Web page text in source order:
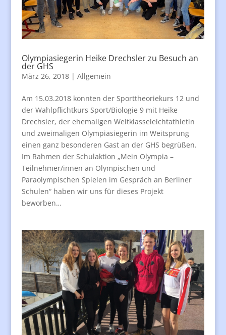
Olympiasiegerin Heike Drechsler zu Besuch an
der GHS
März 26, 2018| Allgemein
Am 15.03.2018 konnten der Sporttheoriekurs 12 und
der Wahlpflichtkurs Sport/Biologie 9 mit Heike
Drechsler, der ehemaligen Weltklasseleichtathletin
und zweimaligen Olympiasiegerin im Weitsprung
einen ganz besonderen Gast an der GHS begrüßen.
Im Rahmen der Schulaktion „Mein Olympia –
Teilnehmer/innen an Olympischen und
Paraolympischen Spielen im Gespräch an Berliner
Schulen“ haben wir uns für dieses Projekt
beworben…